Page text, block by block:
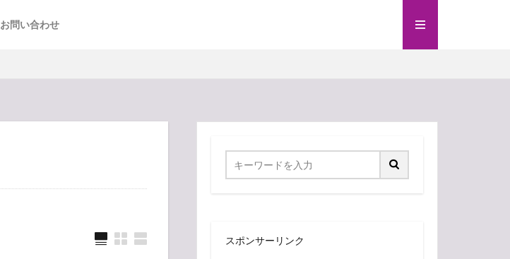
お問い合わせ
スポンサーリンク